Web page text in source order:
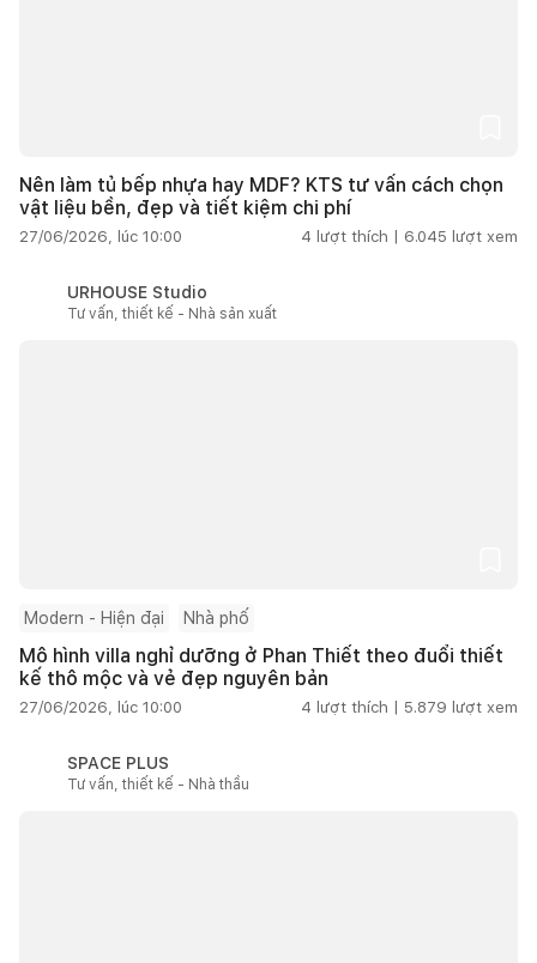
Nên làm tủ bếp nhựa hay MDF? KTS tư vấn cách chọn
vật liệu bền, đẹp và tiết kiệm chi phí
27/06/2026, lúc 10:00 4 lượt thích | 6.045 lượt xem
URHOUSE Studio
Tư vấn, thiết kế - Nhà sản xuất
Modern - Hiện đại Nhà phố
Mô hình villa nghỉ dưỡng ở Phan Thiết theo đuổi thiết
kế thô mộc và vẻ đẹp nguyên bản
27/06/2026, lúc 10:00 4 lượt thích | 5.879 lượt xem
SPACE PLUS
Tư vấn, thiết kế - Nhà thầu